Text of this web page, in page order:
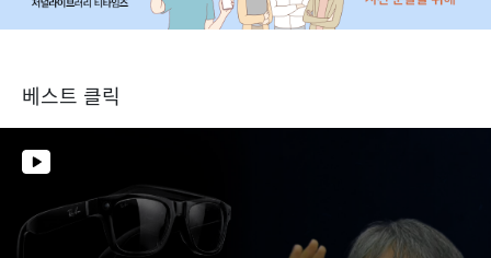
베스트 클릭